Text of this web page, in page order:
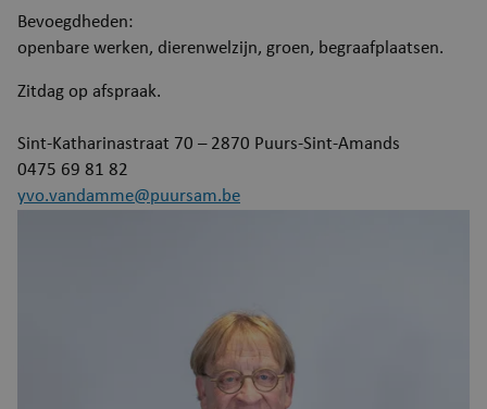
Bevoegdheden:
openbare werken, dierenwelzijn, groen, begraafplaatsen.
Zitdag op afspraak.
Sint-Katharinastraat 70 – 2870 Puurs-Sint-Amands
0475 69 81 82
yvo.vandamme@puursam.be